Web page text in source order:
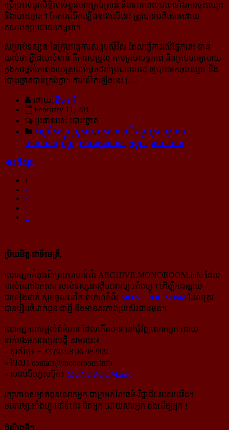
ប្រើ​ប្រាស់​នូវ​សិទ្ធិរបស់​ខ្លួន​បាន​គ្រប់​គ្រាន់ និង​ទាន់​ពេល​វេលា​ទាំងកា​រចុះ​ឈ្មោះ
និង​បោះ​ឆ្នោត។ តែ​ការ​លើក​ឡើង​ខាង​លើ​នេះ ត្រូវ​បាន​បដិសេធ​ដោយ​
គណបក្ស​ប្រជាជន​កម្ពុជា។
សម្រាប់ទស្សនៈនៃក្រុមអង្គការសង្គមស៊ីវិល ដែលធ្វើការលើផ្នែកនេះ បាន
យល់ថា អ្វីដែលសំខាន់ គឹការសម្រួល តាមគ្រប់លទ្ធភាព និងគ្រប់មធ្យោបាយ
ក្នុងការផ្តល់ភាពងាយស្រួលបំផុតដល់ប្រជាពលរដ្ឋ ឲ្យបានមកចុះឈ្មោះ និង
បោះឆ្នោតបានគ្រប់គ្នា។ ការលើកឡើងនេះ [...]
ដោយ: អ៊ុម វ៉ារី
February 11, 2015
ប្រធានបទ: បោះឆ្នោត
សម្រាំងបច្ចុប្បន្នភាព, អត្ថបទមានវីដេអូ, គ្រប់អត្ថបទជា
ខេមរភាសា, បច្ចុប្បន្នភាពក្នុងលោក, កម្ពុជា, នយោបាយ
អានពិស្ដារ
1
2
3
4
»
ប្រិយមិត្ត ជាទីមេត្រី,
លោកអ្នកកំពុងពិគ្រោះគេហទំព័រ ARCHIVE.MONOROOM.info ដែល
ជាសំណៅឯកសារ របស់ទស្សនាវដ្ដីមនោរម្យ.អាំងហ្វូ។ ដើម្បីការផ្សាយ
ជាទៀងទាត់ សូមចូលទៅកាន់​គេហទំព័រ MONOROOM.info ដែលត្រូវ
បានរៀបចំដាក់ជូន ជាថ្មី និងមានសភាពប្រសើរជាងមុន។
លោកអ្នកអាចផ្ដល់ព័ត៌មាន ដែលកើតមាន នៅជុំវិញលោកអ្នក ដោយ
ទាក់ទងមកទស្សនាវដ្ដី តាមរយៈ៖
» ទូរស័ព្ទ៖ + 33 (0) 98 06 98 909
» មែល៖ contact@monoroom.info
» សារលើហ្វេសប៊ុក៖ MONOROOM.info
រក្សាភាពសម្ងាត់ជូនលោកអ្នក ជាក្រមសីលធម៌-​វិជ្ជាជីវៈ​របស់យើង។
មនោរម្យ.អាំងហ្វូ នៅទីនេះ ជិតអ្នក ដោយសារអ្នក និងដើម្បីអ្នក !
ដំណឹងថ្មីៗ